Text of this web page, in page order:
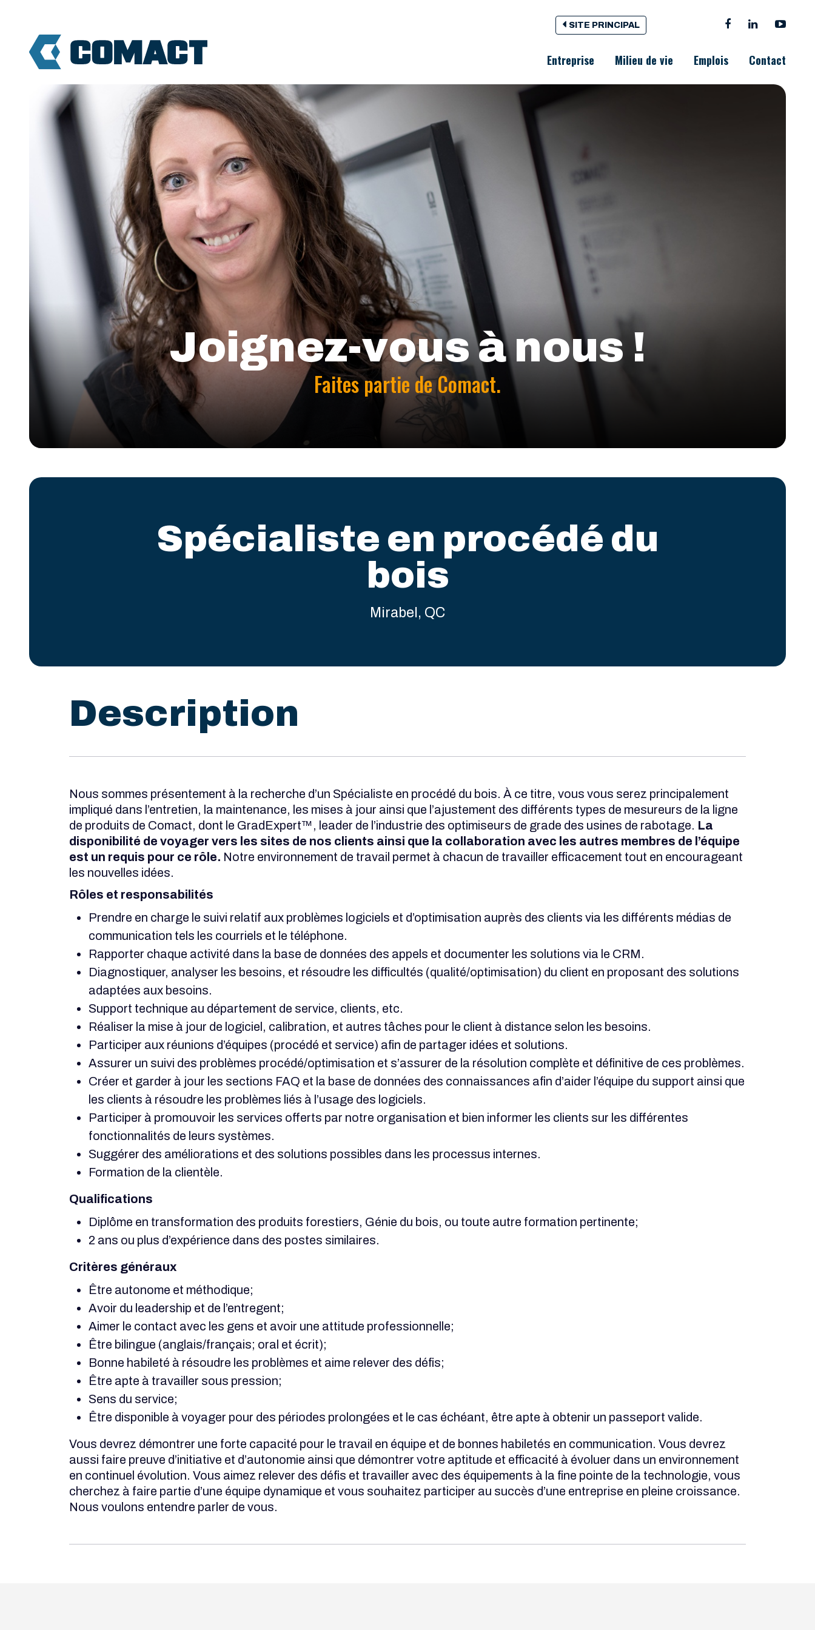
SITE PRINCIPAL
Entreprise Milieu de vie Emplois Contact
Joignez-vous à nous !
Faites partie de Comact.
Spécialiste en procédé du
bois
Mirabel, QC
Description
Nous sommes présentement à la recherche d’un Spécialiste en procédé du bois. À ce titre, vous vous serez principalement
impliqué dans l’entretien, la maintenance, les mises à jour ainsi que l’ajustement des différents types de mesureurs de la ligne
de produits de Comact, dont le GradExpert™, leader de l’industrie des optimiseurs de grade des usines de rabotage. La
disponibilité de voyager vers les sites de nos clients ainsi que la collaboration avec les autres membres de l’équipe
est un requis pour ce rôle. Notre environnement de travail permet à chacun de travailler efficacement tout en encourageant
les nouvelles idées.
Rôles et responsabilités
Prendre en charge le suivi relatif aux problèmes logiciels et d’optimisation auprès des clients via les différents médias de
communication tels les courriels et le téléphone.
Rapporter chaque activité dans la base de données des appels et documenter les solutions via le CRM.
Diagnostiquer, analyser les besoins, et résoudre les difficultés (qualité/optimisation) du client en proposant des solutions
adaptées aux besoins.
Support technique au département de service, clients, etc.
Réaliser la mise à jour de logiciel, calibration, et autres tâches pour le client à distance selon les besoins.
Participer aux réunions d’équipes (procédé et service) afin de partager idées et solutions.
Assurer un suivi des problèmes procédé/optimisation et s’assurer de la résolution complète et définitive de ces problèmes.
Créer et garder à jour les sections FAQ et la base de données des connaissances afin d’aider l’équipe du support ainsi que
les clients à résoudre les problèmes liés à l’usage des logiciels.
Participer à promouvoir les services offerts par notre organisation et bien informer les clients sur les différentes
fonctionnalités de leurs systèmes.
Suggérer des améliorations et des solutions possibles dans les processus internes.
Formation de la clientèle.
Qualifications
Diplôme en transformation des produits forestiers, Génie du bois, ou toute autre formation pertinente;
2 ans ou plus d’expérience dans des postes similaires.
Critères généraux
Être autonome et méthodique;
Avoir du leadership et de l’entregent;
Aimer le contact avec les gens et avoir une attitude professionnelle;
Être bilingue (anglais/français; oral et écrit);
Bonne habileté à résoudre les problèmes et aime relever des défis;
Être apte à travailler sous pression;
Sens du service;
Être disponible à voyager pour des périodes prolongées et le cas échéant, être apte à obtenir un passeport valide.
Vous devrez démontrer une forte capacité pour le travail en équipe et de bonnes habiletés en communication. Vous devrez
aussi faire preuve d’initiative et d’autonomie ainsi que démontrer votre aptitude et efficacité à évoluer dans un environnement
en continuel évolution. Vous aimez relever des défis et travailler avec des équipements à la fine pointe de la technologie, vous
cherchez à faire partie d’une équipe dynamique et vous souhaitez participer au succès d’une entreprise en pleine croissance.
Nous voulons entendre parler de vous.